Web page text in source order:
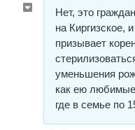
Нет, это
на Киргизское,
призывает
уменьшения
как ею
где в семье по